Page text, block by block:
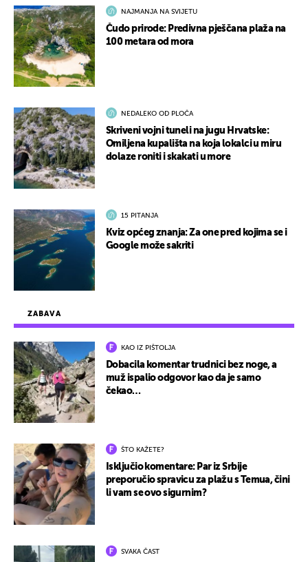
ZABAVA
KAO IZ PIŠTOLJA
Dobacila komentar trudnici bez noge, a
muž ispalio odgovor kao da je samo
čekao…
ŠTO KAŽETE?
Isključio komentare: Par iz Srbije
preporučio spravicu za plažu s Temua, čini
li vam se ovo sigurnim?
SVAKA ČAST
NAJMANJA NA SVIJETU
Čudo prirode: Predivna pješčana plaža na
100 metara od mora
NEDALEKO OD PLOČA
Skriveni vojni tuneli na jugu Hrvatske:
Omiljena kupališta na koja lokalci u miru
dolaze roniti i skakati u more
15 PITANJA
Kviz općeg znanja: Za one pred kojima se i
Google može sakriti